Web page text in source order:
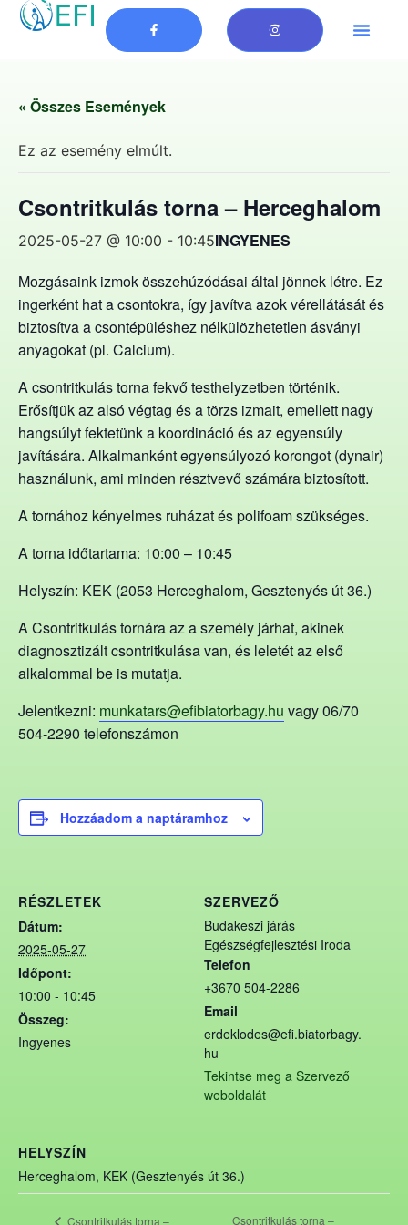
« Összes Események
Ez az esemény elmúlt.
Csontritkulás torna – Herceghalom
2025-05-27 @ 10:00 - 10:45INGYENES
Mozgásaink izmok összehúzódásai által jönnek létre. Ez
ingerként hat a csontokra, így javítva azok vérellátását és
biztosítva a csontépüléshez nélkülözhetetlen ásványi
anyagokat (pl. Calcium).
A csontritkulás torna fekvő testhelyzetben történik.
Erősítjük az alsó végtag és a törzs izmait, emellett nagy
hangsúlyt fektetünk a koordináció és az egyensúly
javítására. Alkalmanként egyensúlyozó korongot (dynair)
használunk, ami minden résztvevő számára biztosított.
A tornához kényelmes ruházat és polifoam szükséges.
A torna időtartama: 10:00 – 10:45
Helyszín: KEK (2053 Herceghalom, Gesztenyés út 36.)
A Csontritkulás tornára az a személy járhat, akinek
diagnosztizált csontritkulása van, és leletét az első
alkalommal be is mutatja.
Jelentkezni: munkatars@efibiatorbagy.hu vagy 06/70
504-2290 telefonszámon
Hozzáadom a naptáramhoz
RÉSZLETEK
Dátum:
2025-05-27
Időpont:
10:00 - 10:45
Összeg:
Ingyenes
SZERVEZŐ
Budakeszi járás
Egészségfejlesztési Iroda
Telefon
+3670 504-2286
Email
erdeklodes@efi.biatorbagy.
hu
Tekintse meg a Szervező
weboldalát
HELYSZÍN
Herceghalom, KEK (Gesztenyés út 36.)
Csontritkulás torna – Csontritkulás torna –